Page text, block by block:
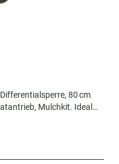
80 cm
Mulchkit. Ideal